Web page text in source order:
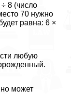
8 (число
70 нужно
равна: 6 ×
любую
может